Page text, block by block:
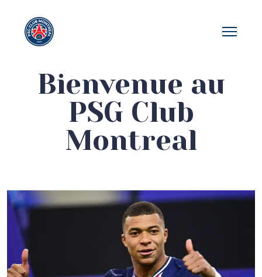
Bienvenue au
PSG Club
Montreal